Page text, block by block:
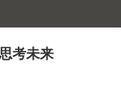
考未来